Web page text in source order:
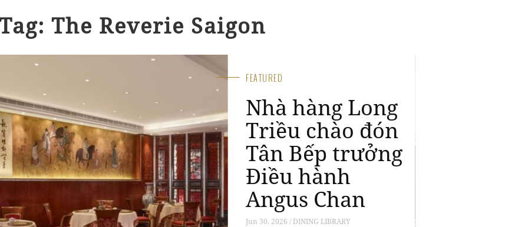
The Reverie Saigon
FEATURED
The Reverie
Saigon mang
đến kỳ nghỉ
dưỡng đẳng cấp
& khám phá vẻ